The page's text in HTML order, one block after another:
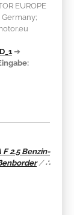
EUROPE
Germany;
➔
2.5 Benzin-
/∴